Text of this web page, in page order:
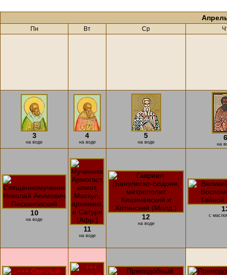
Пн Вт Ср
3
на воде
4
на воде
5
на воде
6
на
10
на воде
11
на воде
12
на воде
с